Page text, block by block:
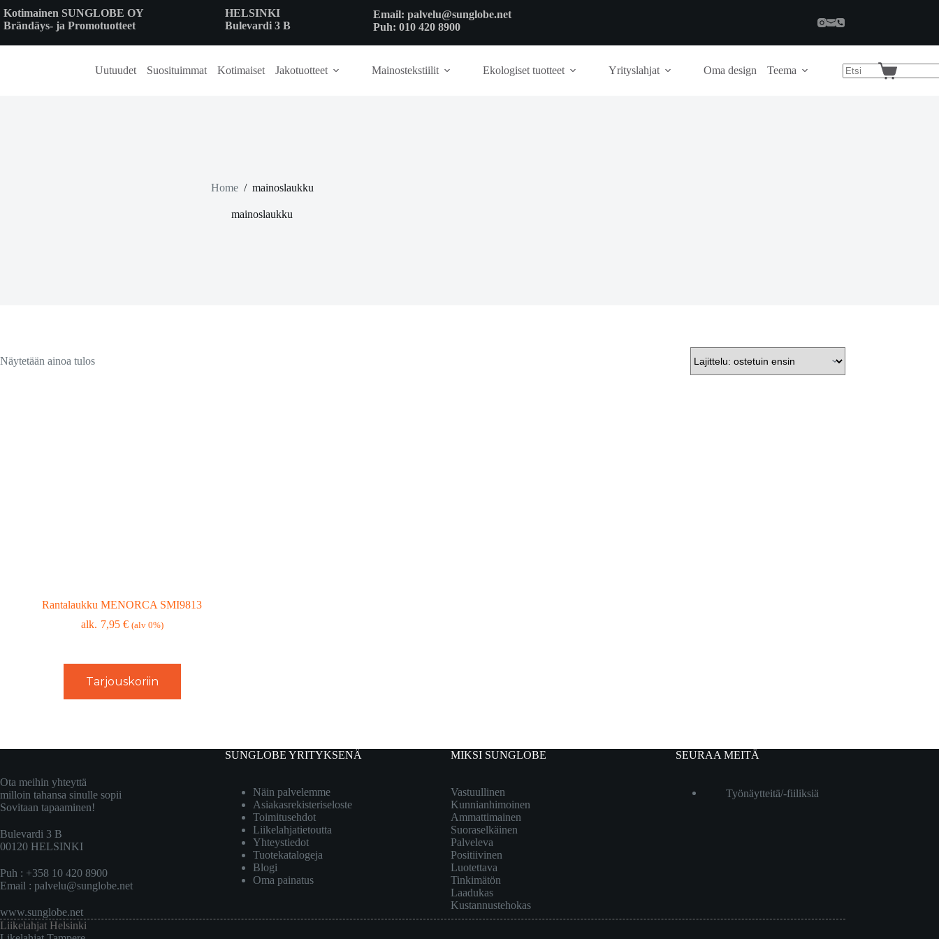
to
content
Kotimainen SUNGLOBE OY
Brändäys- ja Promotuotteet
HELSINKI
Bulevardi 3 B
Email: palvelu@sunglobe.net
Puh: 010 420 8900
Uutuudet Suosituimmat Kotimaiset Jakotuotteet Mainostekstiilit Ekologiset tuotteet Yrityslahjat Oma design Teema
Shopping
Home / mainoslaukku
mainoslaukku
Näytetään ainoa tulos
Rantalaukku MENORCA SMI9813
7,95 € (alv 0%)
Tarjouskoriin
Ota meihin yhteyttä
milloin tahansa sinulle sopii
Sovitaan tapaaminen!
Bulevardi 3 B
00120 HELSINKI
Puh : +358 10 420 8900
Email : palvelu@sunglobe.net
www.sunglobe.net
SUNGLOBE YRITYKSENÄ
Näin palvelemme
Asiakasrekisteriseloste
Toimitusehdot
Liikelahjatietoutta
Yhteystiedot
Tuotekatalogeja
Blogi
Oma painatus
MIKSI SUNGLOBE
Vastuullinen
Kunnianhimoinen
Ammattimainen
Suoraselkäinen
Palveleva
Positiivinen
Luotettava
Tinkimätön
Laadukas
Kustannustehokas
SEURAA MEITÄ
Työnäytteitä/-fiiliksiä
Liikelahjat Helsinki